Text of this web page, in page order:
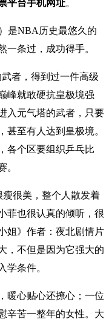
平台手机网址。
是NBA历史最悠久的
一条过，成功得手。
者，得到过一件高级
峰就敢硬抗皇极境强
入元气塔的武者，只要
甚至有人达到皇极境。
各个区要组织乒乓比
。
很美，整个人散发着
菲也很认真的倾听，很
姐》作者：夜北剧情片
，不但是因为它强大的
学条件。
暖心贴心还撩心；一位
辛苦一整年的女性。大